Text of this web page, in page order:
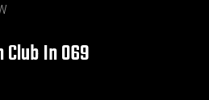
In 069